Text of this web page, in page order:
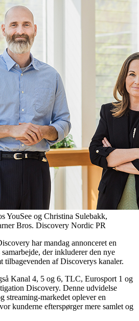
YouSee og Christina Sulebakk,
Bros. Discovery Nordic PR
har mandag annonceret en
der inkluderer den nye
tilbagevenden af Discoverys kanaler.
Kanal 4, 5 og 6, TLC, Eurosport 1 og
Discovery. Denne udvidelse
streaming-markedet oplever en
kunderne efterspørger mere samlet og